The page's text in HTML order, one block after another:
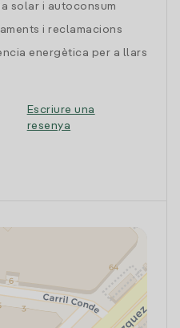
solar i autoconsum
i reclamacions
energètica per a llars
Escriure una
resenya